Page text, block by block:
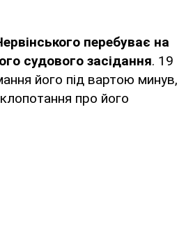
перебуває на
судового засідання. 19
його під вартою минув,
про його